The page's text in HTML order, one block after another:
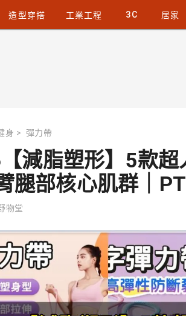
造型穿搭 工業工程 3C 居家
身 > 彈力帶
減脂塑形】5款
腿部核心肌群｜
物堂